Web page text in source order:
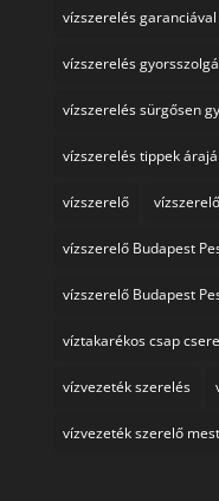
vízszerelés
vízszerelés
vízszerelés sürgősen
vízszerelés tippek
vízszerelő
vízszerelő Budapest
vízszerelő Budapest
víztakarékos csap
vízvezeték szerelés
vízvezeték szerelő